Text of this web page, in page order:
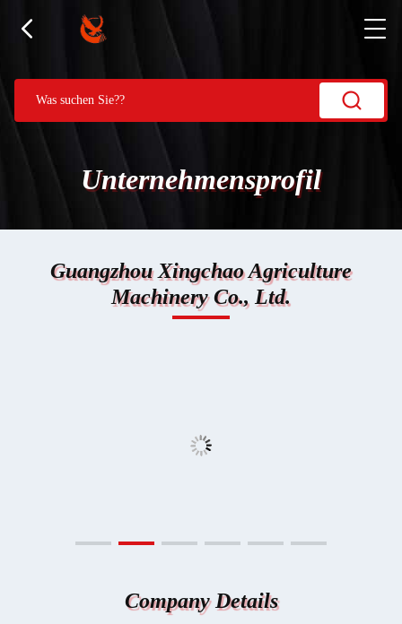
Unternehmensprofil
Guangzhou Xingchao Agriculture
Machinery Co., Ltd.
Company Details